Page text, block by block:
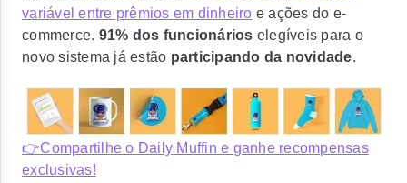
variável entre prêmios em dinheiro e ações do e-
commerce. 91% dos funcionários elegíveis para o
novo sistema já estão participando da novidade.
👉Compartilhe o Daily Muffin e ganhe recompensas
exclusivas!